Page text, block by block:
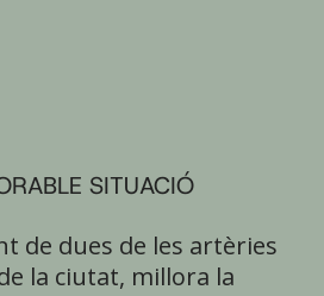
SITUACIÓ
de dues de les artèries
la ciutat, millora la